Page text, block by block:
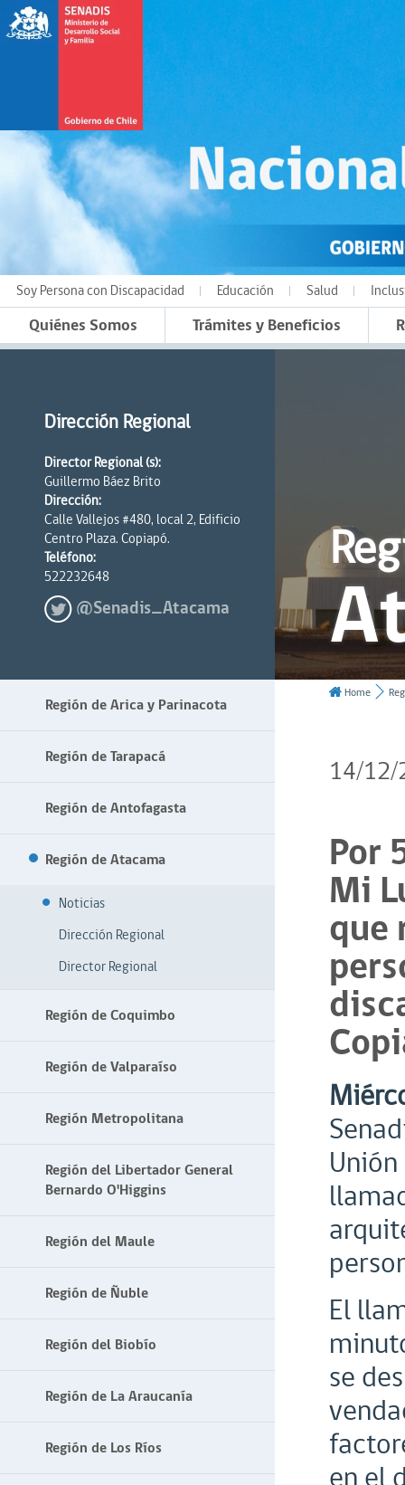
Soy Persona con Discapacidad Educación Salud
Quiénes Somos Trámites y Beneficios
Dirección Regional
Director Regional (s):
Guillermo Báez Brito
Dirección:
Calle Vallejos #480, local 2, Edificio
Centro Plaza. Copiapó.
Teléfono:
522232648
@Senadis_Atacama
Región de Arica y Parinacota
Región de Tarapacá
Región de Antofagasta
Región de Atacama
Noticias
Dirección Regional
Director Regional
Región de Coquimbo
Región de Valparaíso
Región Metropolitana
Región del Libertador General
Bernardo O'Higgins
Región del Maule
Región de Ñuble
Región del Biobío
Región de La Araucanía
Región de Los Ríos
Home
14/
Por
Mi
que
El
se